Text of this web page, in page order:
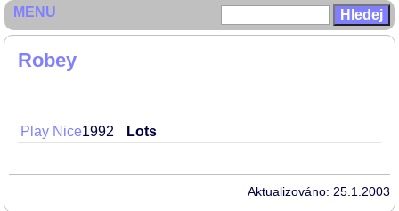
Robey
Play Nice1992 Lots
Aktualizováno: 25.1.2003
MENU